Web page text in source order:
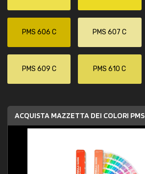
PMS 606 C PMS 607 C
PMS 609 C PMS 610 C
ACQUISTA MAZZETTA DEI COLORI PMS